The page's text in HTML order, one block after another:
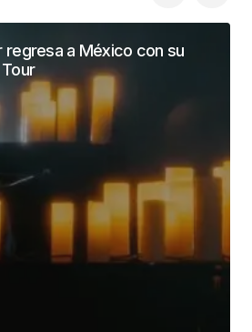
regresa a México con su